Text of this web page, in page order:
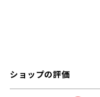
ショップの評価